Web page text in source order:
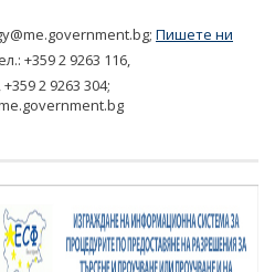
; Пишете ни
+359 2 9263 116,
,+359 2 9263 304;